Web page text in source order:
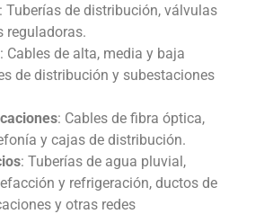
: Tuberías de distribución, válvulas
reguladoras.
: Cables de alta, media y baja
de distribución y subestaciones
: Cables de fibra óptica,
y cajas de distribución.
: Tuberías de agua pluvial,
y refrigeración, ductos de
y otras redes